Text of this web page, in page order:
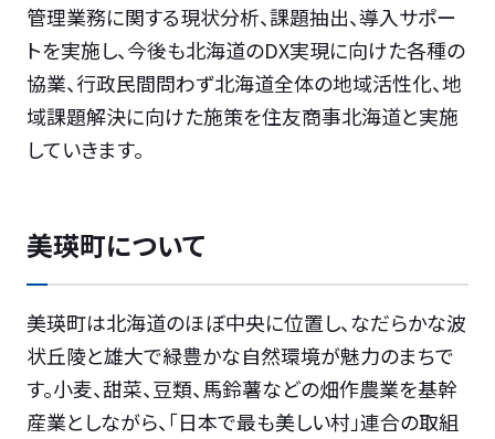
管理業務に関する現状分析、課題抽出、導入サポー
トを実施し、今後も北海道のDX実現に向けた各種の
協業、行政民間問わず北海道全体の地域活性化、地
域課題解決に向けた施策を住友商事北海道と実施
していきます。
美瑛町について
美瑛町は北海道のほぼ中央に位置し、なだらかな波
状丘陵と雄大で緑豊かな自然環境が魅力のまちで
す。小麦、甜菜、豆類、馬鈴薯などの畑作農業を基幹
産業としながら、「日本で最も美しい村」連合の取組